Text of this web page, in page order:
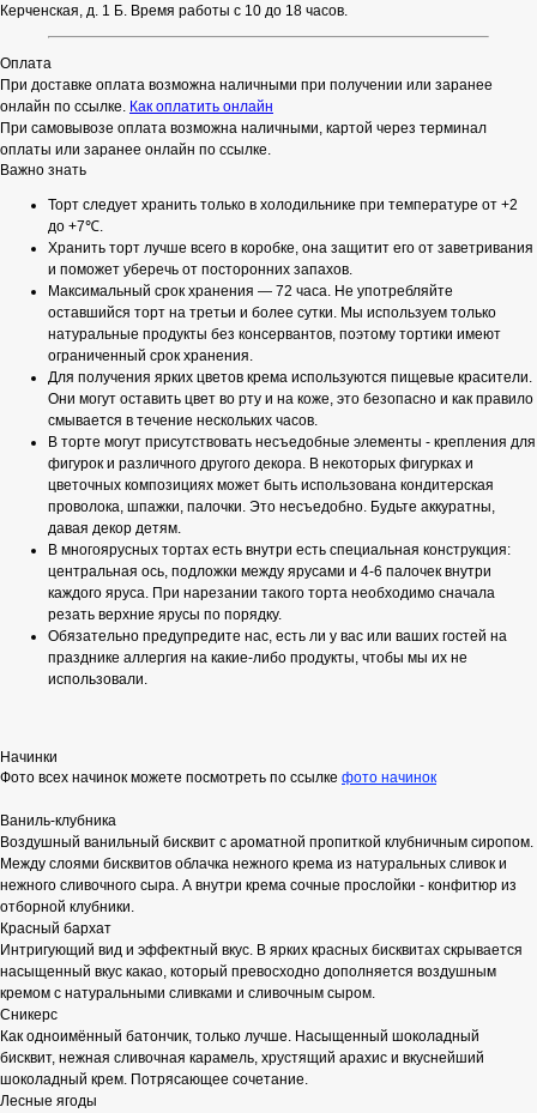
Керченская, д. 1 Б. Время работы с 10 до 18 часов.
Оплата
При доставке оплата возможна наличными при получении или заранее
онлайн по ссылке. Как оплатить онлайн
При самовывозе оплата возможна наличными, картой через терминал
оплаты или заранее онлайн по ссылке.
Важно знать
Торт следует хранить только в холодильнике при температуре от +2
до +7℃.
Хранить торт лучше всего в коробке, она защитит его от заветривания
и поможет уберечь от посторонних запахов.
Максимальный срок хранения — 72 часа. Не употребляйте
оставшийся торт на третьи и более сутки. Мы используем только
натуральные продукты без консервантов, поэтому тортики имеют
ограниченный срок хранения.
Для получения ярких цветов крема используются пищевые красители.
Они могут оставить цвет во рту и на коже, это безопасно и как правило
смывается в течение нескольких часов.
В торте могут присутствовать несъедобные элементы - крепления для
фигурок и различного другого декора. В некоторых фигурках и
цветочных композициях может быть использована кондитерская
проволока, шпажки, палочки. Это несъедобно. Будьте аккуратны,
давая декор детям.
В многоярусных тортах есть внутри есть специальная конструкция:
центральная ось, подложки между ярусами и 4-6 палочек внутри
каждого яруса. При нарезании такого торта необходимо сначала
резать верхние ярусы по порядку.
Обязательно предупредите нас, есть ли у вас или ваших гостей на
празднике аллергия на какие-либо продукты, чтобы мы их не
использовали.
Начинки
Фото всех начинок можете посмотреть по ссылке фото начинок
Ваниль-клубника
Воздушный ванильный бисквит с ароматной пропиткой клубничным сиропом.
Между слоями бисквитов облачка нежного крема из натуральных сливок и
нежного сливочного сыра. А внутри крема сочные прослойки - конфитюр из
отборной клубники.
Красный бархат
Интригующий вид и эффектный вкус. В ярких красных бисквитах скрывается
насыщенный вкус какао, который превосходно дополняется воздушным
кремом с натуральными сливками и сливочным сыром.
Сникерс
Как одноимённый батончик, только лучше. Насыщенный шоколадный
бисквит, нежная сливочная карамель, хрустящий арахис и вкуснейший
шоколадный крем. Потрясающее сочетание.
Лесные ягоды